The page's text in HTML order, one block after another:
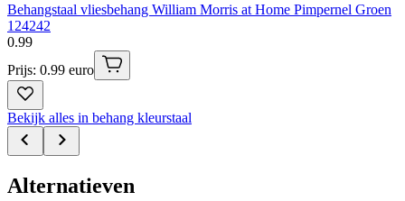
Behangstaal vliesbehang William Morris at Home Pimpernel Groen
124242
0.99
Prijs: 0.99 euro
Bekijk alles in behang kleurstaal
Alternatieven